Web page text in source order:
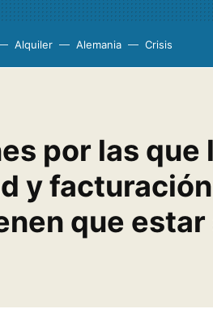
Alquiler Alemania Crisis
por las que
y
que estar